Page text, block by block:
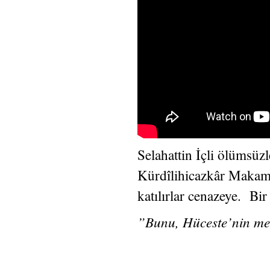
Selahattin İçli
Kürdîlihicazkâr
katılırlar cenazeye. Bir
”Bunu, Hüceste’nin